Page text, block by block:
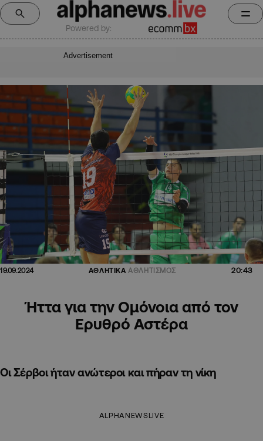
Powered by:
Advertisement
19.09.2024 ΑΘΛΗΤΙΚΑ ΑΘΛΗΤΙΣΜΟΣ 20:43
Ήττα για την Ομόνοια από τον
Ερυθρό Αστέρα
Οι Σέρβοι ήταν ανώτεροι και πήραν τη νίκη
ALPHANEWSLIVE